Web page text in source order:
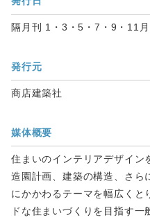
隔月刊 1・3・5・7・9・11
発行元
商店建築社
媒体概要
住まいのインテリアデザイン
造園計画、建築の構造、さら
にかかわるテーマを幅広くと
ドな住まいづくりを目指す